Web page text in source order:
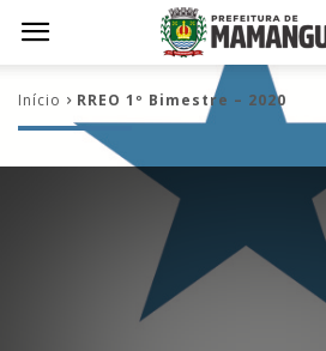
Início RREO 1º Bimestre – 2020